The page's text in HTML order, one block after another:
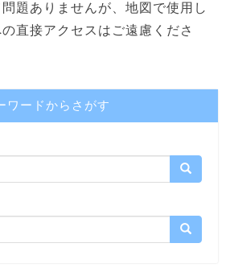
題ありませんが、地図で使用し
直接アクセスはご遠慮くださ
ワードからさがす